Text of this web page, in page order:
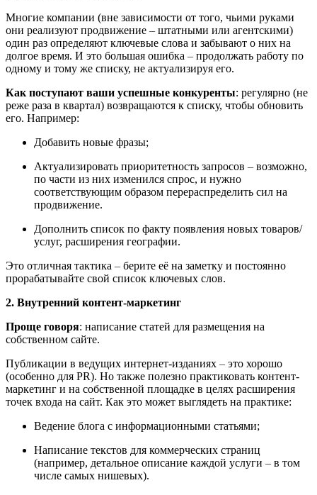
Многие компании (вне зависимости от того, чьими руками
они реализуют продвижение – штатными или агентскими)
один раз определяют ключевые слова и забывают о них на
долгое время. И это большая ошибка – продолжать работу по
одному и тому же списку, не актуализируя его.
Как поступают ваши успешные конкуренты: регулярно (не
реже раза в квартал) возвращаются к списку, чтобы обновить
его. Например:
Добавить новые фразы;
Актуализировать приоритетность запросов – возможно,
по части из них изменился спрос, и нужно
соответствующим образом перераспределить сил на
продвижение.
Дополнить список по факту появления новых товаров/
услуг, расширения географии.
Это отличная тактика – берите её на заметку и постоянно
прорабатывайте свой список ключевых слов.
2. Внутренний контент-маркетинг
Проще говоря: написание статей для размещения на
собственном сайте.
Публикации в ведущих интернет-изданиях – это хорошо
(особенно для PR). Но также полезно практиковать контент-
маркетинг и на собственной площадке в целях расширения
точек входа на сайт. Как это может выглядеть на практике:
Ведение блога с информационными статьями;
Написание текстов для коммерческих страниц
(например, детальное описание каждой услуги – в том
числе самых нишевых).